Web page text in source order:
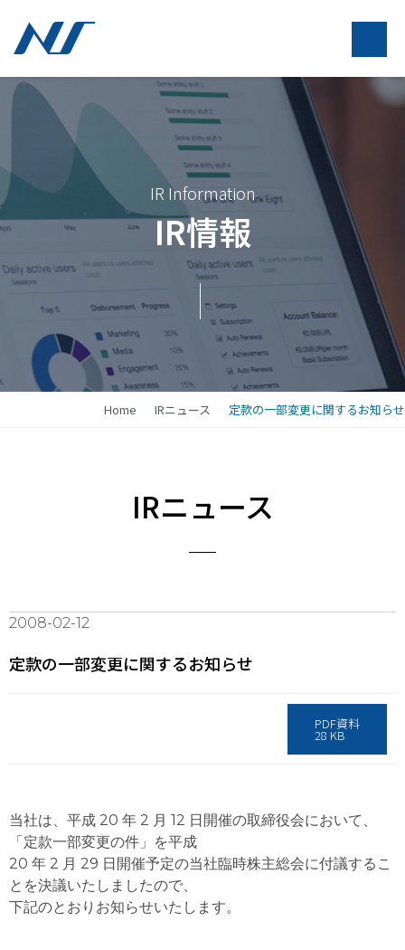
IR Information
IR情報
Home IRニュース 定款の一部変更に関するお知らせ
IRニュース
2008-02-12
定款の一部変更に関するお知らせ
PDF資料
28 KB
当社は、平成 20 年 2 月 12 日開催の取締役会において、
「定款一部変更の件」を平成
20 年 2 月 29 日開催予定の当社臨時株主総会に付議するこ
とを決議いたしましたので、
下記のとおりお知らせいたします。